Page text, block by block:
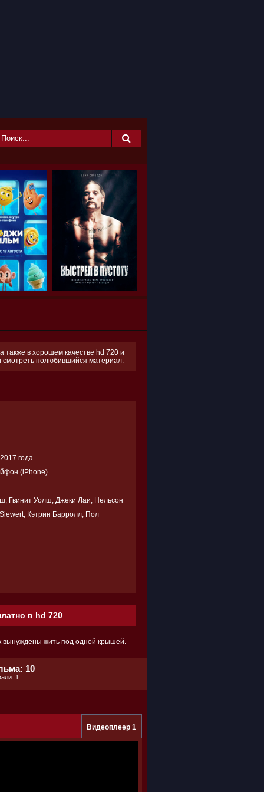
также в хорошем качестве hd 720 и
смотреть полюбившийся материал.
года
(iPhone)
Гвинит Уолш, Джеки Лаи, Нельсон
Кэтрин Барролл, Пол
в hd 720
вынуждены жить под одной крышей.
10
1
Видеоплеер 1